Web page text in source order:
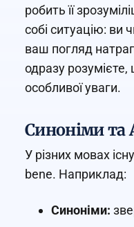
робить її
собі ситуацію: ви
ваш погляд
одразу
особливої уваги.
Синоніми та
У різних мовах
bene. Наприклад:
Синоніми: